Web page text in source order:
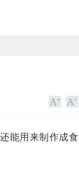
能用来制作成食